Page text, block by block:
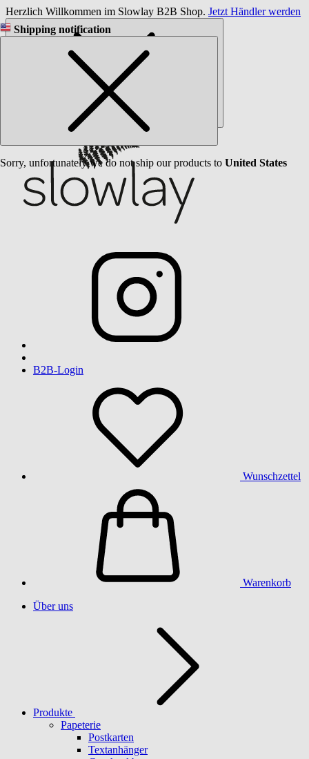
Shipping notification
Sorry, unfortunately we do not ship our products to United States
Herzlich Willkommen im Slowlay B2B Shop. Jetzt Händler werden
B2B-Login
Wunschzettel
Warenkorb
Über uns
Produkte
Papeterie
Postkarten
Textanhänger